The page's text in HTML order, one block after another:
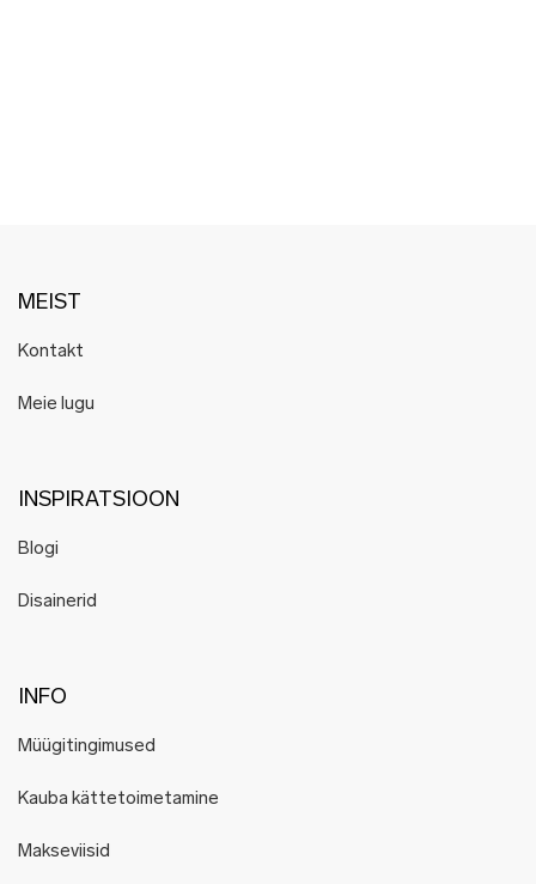
MEIST
Kontakt
Meie lugu
INSPIRATSIOON
Blogi
Disainerid
INFO
Müügitingimused
Kauba kättetoimetamine
Makseviisid